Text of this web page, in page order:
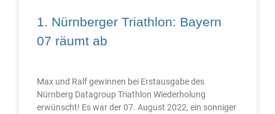
1. Nürnberger Triathlon: Bayern
07 räumt ab
Max und Ralf gewinnen bei Erstausgabe des
Nürnberg Datagroup Triathlon Wiederholung
erwünscht! Es war der 07. August 2022, ein sonniger